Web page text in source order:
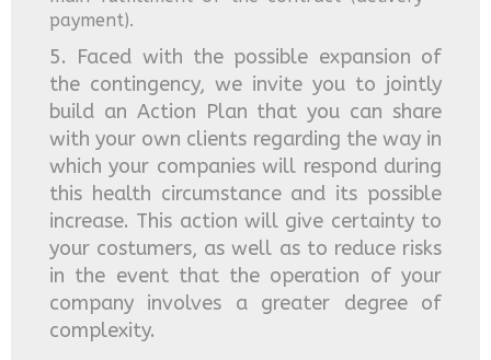
payment).
5. Faced with the possible expansion of
the contingency, we invite you to jointly
build an Action Plan that you can share
with your own clients regarding the way in
which your companies will respond during
this health circumstance and its possible
increase. This action will give certainty to
your costumers, as well as to reduce risks
in the event that the operation of your
company involves a greater degree of
complexity.